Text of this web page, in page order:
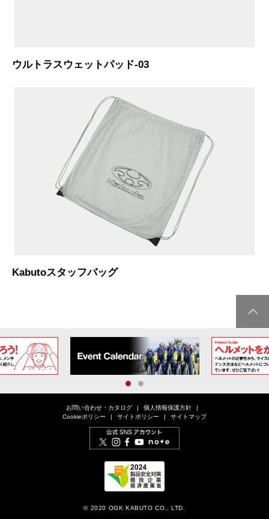
ウルトラスウェットパッド-03
Kabutoスタッフバッグ
1
お問い合わせ・カタログ
個人情報保護方針
Cookieポリシー
サイトポリシー サイトマップ
© 2020 OGK KABUTO CO., LTD.